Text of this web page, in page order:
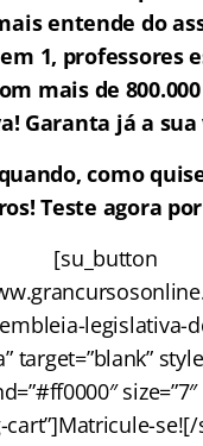
entende do
1, professores
mais de
Garanta já a sua
como
Teste agora
[su_button
legislativa-
target=”blank”